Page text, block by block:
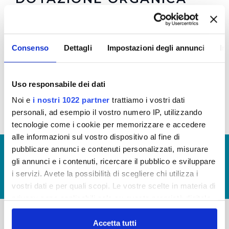
Consenso Dettagli Impostazioni degli annunci
Uso responsabile dei dati
Noi e i nostri 1022 partner trattiamo i vostri dati
personali, ad esempio il vostro numero IP, utilizzando
tecnologie come i cookie per memorizzare e accedere
alle informazioni sul vostro dispositivo al fine di
pubblicare annunci e contenuti personalizzati, misurare
gli annunci e i contenuti, ricercare il pubblico e sviluppare
i servizi. Avete la possibilità di scegliere chi utilizza i
vostri dati e per quali scopi. Le vostre scelte in materia di
in cui avete effettuato le vostre scelte. È possibile
modificare o revocare il proprio consenso in qualsiasi
Accetta tutti
Dotazione organica 2016: comprensivo di numero
totale di personale effettivamente in servizio con
il relativo costo suddiviso tra le diverse qualifiche.
Costo relativo al costo del personale assegnato
indirizzo polico (allego file)
© Copyright 2017 - 2026
GLOSSARIO
GIUDICA IL SERVIZIO
LAVORA CON NOI